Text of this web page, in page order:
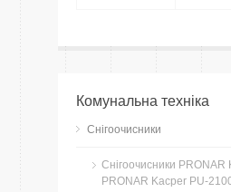
Комунальна техніка
Снігоочисники
Снігоочисники
PRONAR Kacper PU-